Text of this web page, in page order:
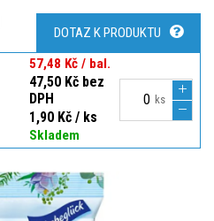
DOTAZ K PRODUKTU
57,48 Kč / bal.
47,50 Kč bez
DPH
1,90 Kč / ks
Skladem
ks